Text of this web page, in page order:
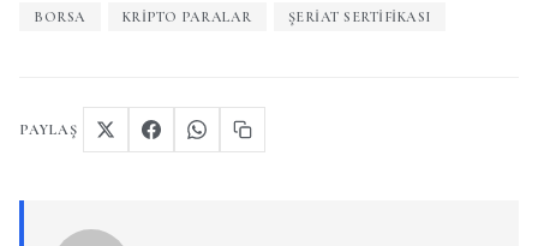
BORSA KRIPTO PARALAR ŞERIAT SERTIFIKASI
PAYLAŞ